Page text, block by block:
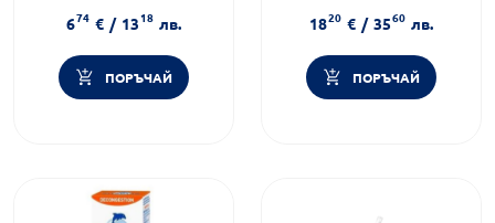
HYPERTONIC
674 € / 1318 лв.
ПОРЪЧАЙ
1820 € / 3560 лв.
ПОРЪЧАЙ